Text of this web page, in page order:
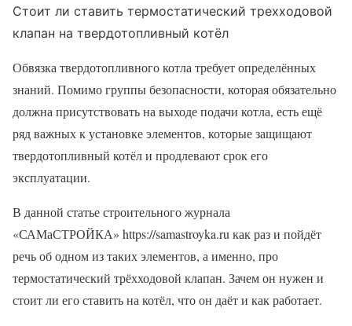
Стоит ли ставить термостатический трехходовой
клапан на твердотопливный котёл
Обвязка твердотопливного котла требует определённых
знаний. Помимо группы безопасности, которая обязательно
должна присутствовать на выходе подачи котла, есть ещё
ряд важных к установке элементов, которые защищают
твердотопливный котёл и продлевают срок его
эксплуатации.
В данной статье строительного журнала
«САМаСТРОЙКА» https://samastroyka.ru как раз и пойдёт
речь об одном из таких элементов, а именно, про
термостатический трёхходовой клапан. Зачем он нужен и
стоит ли его ставить на котёл, что он даёт и как работает.